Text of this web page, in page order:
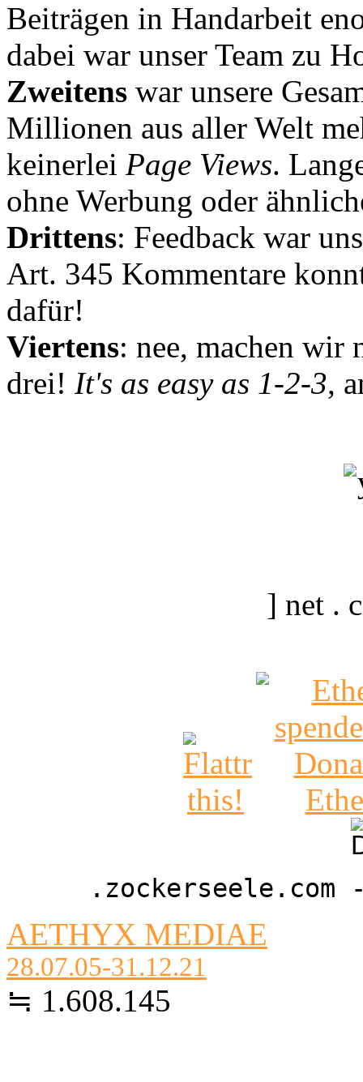
Beiträgen in Handarbeit
dabei war unser Team zu
Zweitens war unsere
Millionen aus aller Welt
keinerlei Page Views.
ohne Werbung oder
Drittens: Feedback war
Art. 345 Kommentare
dafür!
Viertens: nee, machen wir
drei! It's as easy as 1-2-3,
] net .
AETHYX MEDIAE
28.07.05-31.12.21
≒ 1.608.145